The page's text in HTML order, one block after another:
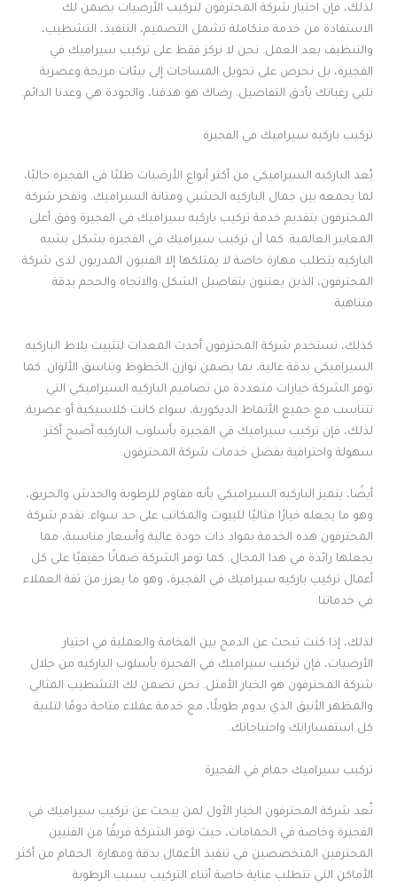
لذلك، فإن اختيار شركة المحترفون لتركيب الأرضيات يضمن لك
الاستفادة من خدمة متكاملة تشمل التصميم، التنفيذ، التشطيب،
والتنظيف بعد العمل. نحن لا نركز فقط على تركيب سيراميك في
الفجيرة، بل نحرص على تحويل المساحات إلى بيئات مريحة وعصرية
تلبي رغباتك بأدق التفاصيل. رضاك هو هدفنا، والجودة هي وعدنا الدائم.
تركيب باركيه سيراميك في الفجيرة
يُعد الباركيه السيراميكي من أكثر أنواع الأرضيات طلبًا في الفجيرة حاليًا،
لما يجمعه بين جمال الباركيه الخشبي ومتانة السيراميك. وتفخر شركة
المحترفون بتقديم خدمة تركيب باركيه سيراميك في الفجيرة وفق أعلى
المعايير العالمية. كما أن تركيب سيراميك في الفجيرة بشكل يشبه
الباركيه يتطلب مهارة خاصة لا يمتلكها إلا الفنيون المدربون لدى شركة
المحترفون، الذين يعتنون بتفاصيل الشكل والاتجاه والحجم بدقة
متناهية.
كذلك، تستخدم شركة المحترفون أحدث المعدات لتثبيت بلاط الباركيه
السيراميكي بدقة عالية، بما يضمن توازن الخطوط وتناسق الألوان. كما
توفر الشركة خيارات متعددة من تصاميم الباركيه السيراميكي التي
تتناسب مع جميع الأنماط الديكورية، سواء كانت كلاسيكية أو عصرية.
لذلك، فإن تركيب سيراميك في الفجيرة بأسلوب الباركيه أصبح أكثر
سهولة واحترافية بفضل خدمات شركة المحترفون.
أيضًا، يتميز الباركيه السيراميكي بأنه مقاوم للرطوبة والخدش والحريق،
وهو ما يجعله خيارًا مثاليًا للبيوت والمكاتب على حد سواء. تقدم شركة
المحترفون هذه الخدمة بمواد ذات جودة عالية وأسعار مناسبة، مما
يجعلها رائدة في هذا المجال. كما توفر الشركة ضمانًا حقيقيًا على كل
أعمال تركيب باركيه سيراميك في الفجيرة، وهو ما يعزز من ثقة العملاء
في خدماتنا.
لذلك، إذا كنت تبحث عن الدمج بين الفخامة والعملية في اختيار
الأرضيات، فإن تركيب سيراميك في الفجيرة بأسلوب الباركيه من خلال
شركة المحترفون هو الخيار الأمثل. نحن نضمن لك التشطيب المثالي
والمظهر الأنيق الذي يدوم طويلًا، مع خدمة عملاء متاحة دومًا لتلبية
كل استفساراتك واحتياجاتك.
تركيب سيراميك حمام في الفجيرة
تُعد شركة المحترفون الخيار الأول لمن يبحث عن تركيب سيراميك في
الفجيرة وخاصة في الحمامات، حيث توفر الشركة فريقًا من الفنيين
المحترفين المتخصصين في تنفيذ الأعمال بدقة ومهارة. الحمام من أكثر
الأماكن التي تتطلب عناية خاصة أثناء التركيب بسبب الرطوبة